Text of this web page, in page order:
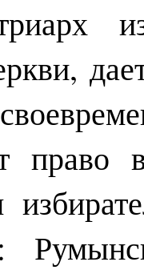
право